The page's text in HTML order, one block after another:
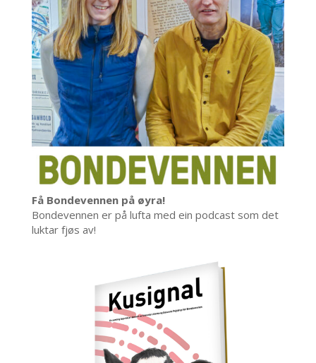
Få Bondevennen på øyra!
Bondevennen er på lufta med ein podcast som det
luktar fjøs av!